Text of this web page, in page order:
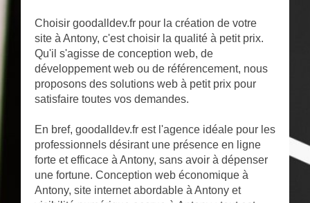
Choisir goodalldev.fr pour la création de votre
site à Antony, c'est choisir la qualité à petit prix.
Qu'il s'agisse de conception web, de
développement web ou de référencement, nous
proposons des solutions web à petit prix pour
satisfaire toutes vos demandes.
En bref, goodalldev.fr est l'agence idéale pour les
professionnels désirant une présence en ligne
forte et efficace à Antony, sans avoir à dépenser
une fortune. Conception web économique à
Antony, site internet abordable à Antony et